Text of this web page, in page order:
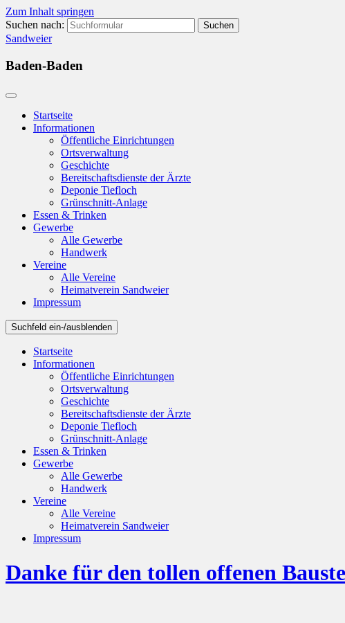
Zum Inhalt springen
Suchen nach:
Sandweier
Baden-Baden
Startseite
Informationen
Öffentliche Einrichtungen
Ortsverwaltung
Geschichte
Bereitschaftsdienste der Ärzte
Deponie Tiefloch
Grünschnitt-Anlage
Essen & Trinken
Gewerbe
Alle Gewerbe
Handwerk
Vereine
Alle Vereine
Heimatverein Sandweier
Impressum
Suchfeld ein-/ausblenden
Startseite
Informationen
Öffentliche Einrichtungen
Ortsverwaltung
Geschichte
Bereitschaftsdienste der Ärzte
Deponie Tiefloch
Grünschnitt-Anlage
Essen & Trinken
Gewerbe
Alle Gewerbe
Handwerk
Vereine
Alle Vereine
Heimatverein Sandweier
Impressum
Danke für den tollen offenen